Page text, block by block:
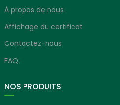
À propos de nous
Affichage du certificat
Contactez-nous
FAQ
NOS PRODUITS